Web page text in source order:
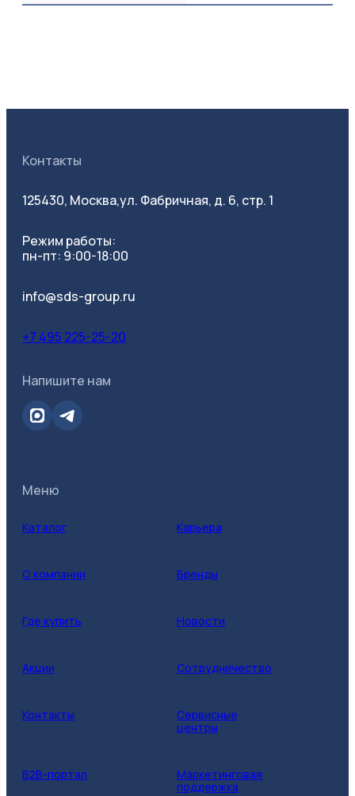
Контакты
125430, Москва,ул. Фабричная, д. 6, стр. 1
Режим работы:
пн-пт: 9:00-18:00
info@sds-group.ru
+7 495 225-25-20
Напишите нам
Меню
Каталог Карьера
О компании Бренды
Где купить Новости
Акции Сотрудничество
Контакты
Сервисные
центры
B2B-портал
Маркетинговая
поддержка